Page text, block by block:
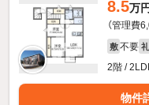
8.5万円
（管理費
敷 不要
2階 /
物件